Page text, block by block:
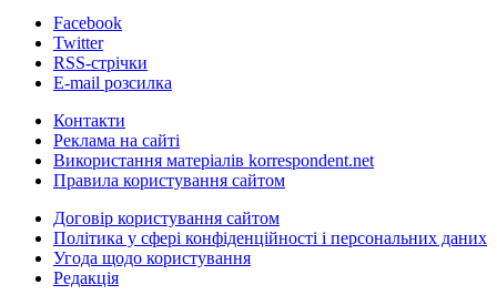
Facebook
Twitter
RSS-стрічки
E-mail розсилка
Контакти
Реклама на сайті
Використання матеріалів korrespondent.net
Правила користування сайтом
Договір користування сайтом
Політика у сфері конфіденційності і персональних даних
Угода щодо користування
Редакція